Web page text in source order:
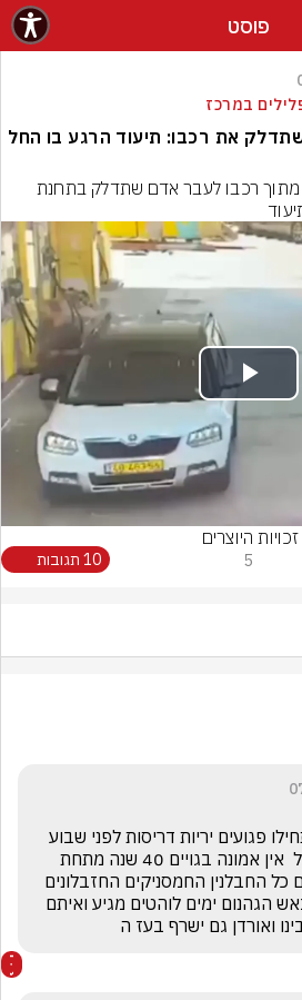
פוסט
במרכז
את רכבו: תיעוד הרגע בו החל
Play
Video
5 10 תגובות
ואורדן גם ישרף בעז ה